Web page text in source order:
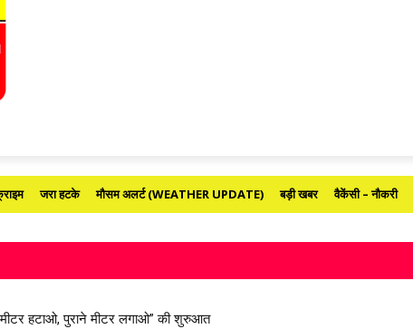
जरा हटके मौसम अलर्ट (WEATHER UPDATE) बड़ी खबर वैकेंसी – नौकरी
हटाओ, पुराने मीटर लगाओ” की शुरुआत
सिंह देव से मिले सांसद विजय बघेल